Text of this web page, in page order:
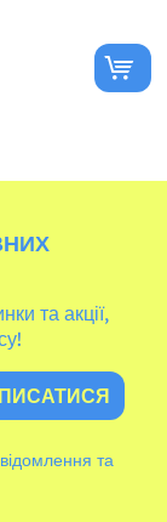
та акції,
та